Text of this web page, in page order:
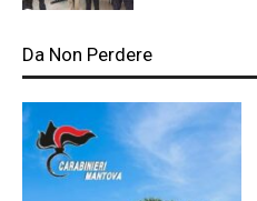
Da Non Perdere